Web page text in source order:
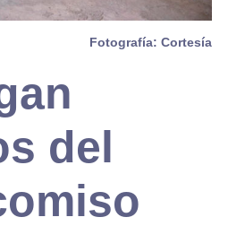
Fotografía: Cortesía
del